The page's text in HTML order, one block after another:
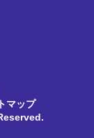
マップ